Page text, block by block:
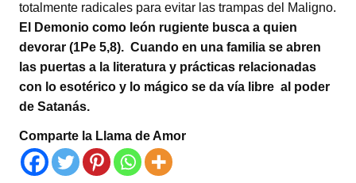
totalmente radicales para evitar las trampas del Maligno.
El Demonio como león rugiente busca a quien
devorar (1Pe 5,8). Cuando en una familia se abren
las puertas a la literatura y prácticas relacionadas
con lo esotérico y lo mágico se da vía libre al poder
de Satanás.
Comparte la Llama de Amor